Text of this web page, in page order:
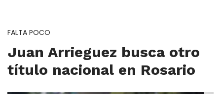
FALTA POCO
Juan Arrieguez busca otro
título nacional en Rosario